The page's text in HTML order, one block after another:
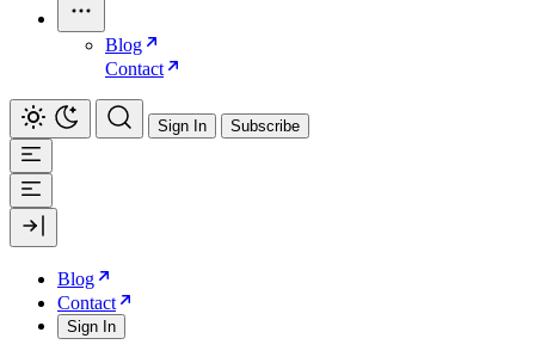
Blog
Contact
Sign In Subscribe
Blog
Contact
Sign In